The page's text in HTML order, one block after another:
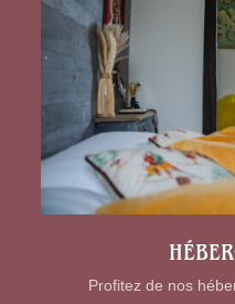
Profitez de nos